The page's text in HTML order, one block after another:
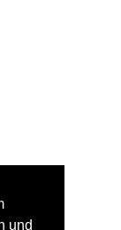
(–Kassel)
⨯ Tanne
und